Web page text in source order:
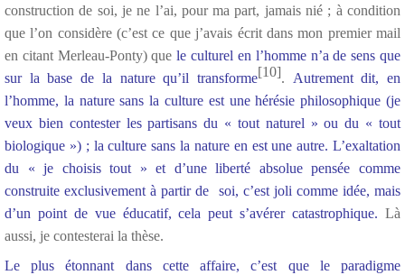
construction de soi, je ne l’ai, pour ma part, jamais nié ; à condition
que l’on considère (c’est ce que j’avais écrit dans mon premier mail
en citant Merleau-Ponty) quele culturel en l’homme n’a de sens que
sur la base de la nature qu’il transforme[10]. Autrement dit, en
l’homme, la nature sans la culture est une hérésie philosophique (je
veux bien contester les partisans du « tout naturel » ou du « tout
biologique ») ; la culture sans la nature en est une autre. L’exaltation
du « je choisis tout » et d’une liberté absolue pensée comme
construite exclusivement à partir de soi, c’est joli comme idée, mais
d’un point de vue éducatif, cela peut s’avérer catastrophique. Là
aussi, je contesterai la thèse.
Le plus étonnant dans cette affaire, c’est que le paradigme